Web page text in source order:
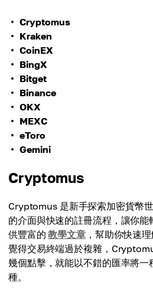
Cryptomus
Kraken
CoinEX
BingX
Bitget
Binance
OKX
MEXC
eToro
Gemini
Cryptomus
Cryptomus 是新手探索加密貨幣
的介面與快速的註冊流程，讓你
供豐富的教學文章，幫助你快速
覺得交易終端過於複雜，
幾個點擊，就能以不錯的匯率將一
種。